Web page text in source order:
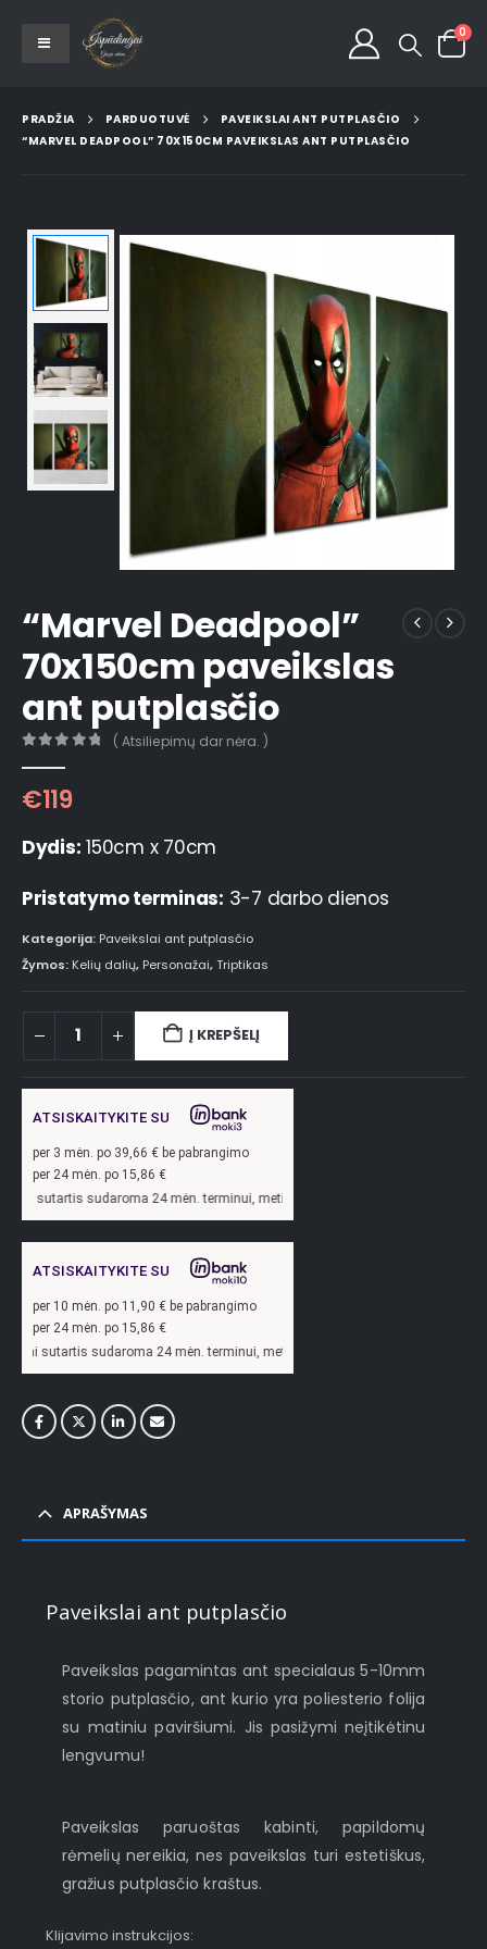
0
PRADŽIA PARDUOTUVĖ
PAVEIKSLAI ANT PUTPLASČIO
“MARVEL DEADPOOL” 70X150CM PAVEIKSLAS ANT PUTPLASČIO
“Marvel Deadpool”
70x150cm paveikslas
ant putplasčio
( Atsiliepimų dar nėra. )
€119
Dydis: 150cm x 70cm
Pristatymo terminas: 3-7 darbo dienos
Kategorija: Paveikslai ant putplasčio
Žymos: Kelių dalių, Personažai,Triptikas
Į KREPŠELĮ
ATSISKAITYKITE SU
per 3 mėn. po 39,66 € be pabrangimo
per 24 mėn. po 15,86 €
sudaroma 24 mėn. terminui, metinė palūkanų norma –
ATSISKAITYKITE SU
per 10 mėn. po 11,90 € be pabrangimo
per 24 mėn. po 15,86 €
sudaroma 24 mėn. terminui, metinė palūkanų norma –
APRAŠYMAS
Paveikslai ant putplasčio
Paveikslas pagamintas ant specialaus 5-10mm
storio putplasčio, ant kurio yra poliesterio folija
su matiniu paviršiumi. Jis pasižymi neįtikėtinu
lengvumu!
Paveikslas paruoštas kabinti, papildomų
rėmelių nereikia, nes paveikslas turi estetiškus,
gražius putplasčio kraštus.
Klijavimo instrukcijos: